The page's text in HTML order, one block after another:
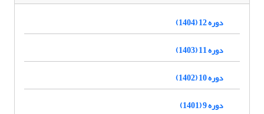
دوره 12 (1404)
دوره 11 (1403)
دوره 10 (1402)
دوره 9 (1401)